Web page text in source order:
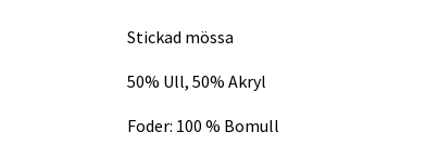
Stickad mössa
50% Ull, 50% Akryl
Foder: 100 % Bomull